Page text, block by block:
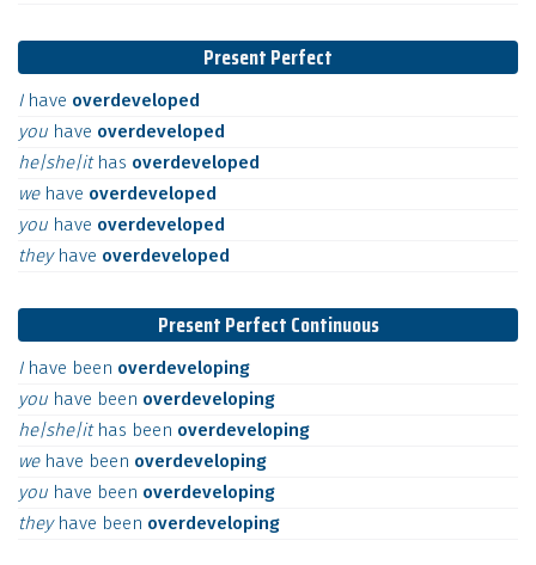
Present Perfect
I have overdeveloped
you have overdeveloped
he|she|it has overdeveloped
we have overdeveloped
you have overdeveloped
they have overdeveloped
Present Perfect Continuous
I have been overdeveloping
you have been overdeveloping
he|she|it has been overdeveloping
we have been overdeveloping
you have been overdeveloping
they have been overdeveloping